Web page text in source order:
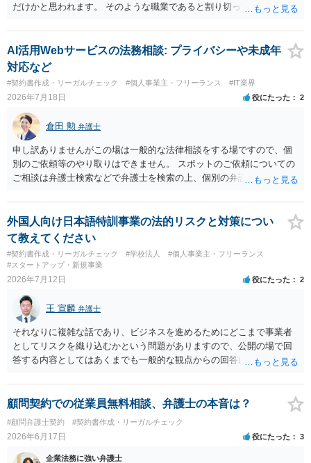
だけかと思われます。 そのような職業であると割り切ってご相談され
相談者様のご意見が反映されることを、お祈りしております。
AI活用Webサービスの法務相談: プライバシーや未成年
対応など
#契約書作成・リーガルチェック #個人事業主・フリーランス #IT業界
2026年7月18日 役にたった 2
倉田 勲 弁護士
申し訳ありませんがこの場は一般的な法律相談をする場ですので、個
別のご依頼等のやり取りはできません。 スポットのご依頼についての
ご相談は弁護士検索などで弁護士を検索の上、個別の弁護士にご連絡
外国人向け日本語特訓事業の法的リスクと対策につい
て教えてください
#契約書作成・リーガルチェック #学校法人
#個人事業主・フリーランス
#スタートアップ・新規事業
2026年7月12日 役にたった 2
王 宣麟 弁護士
それなりに複雑な話であり、ビジネスを進めるためにどこまで事業者
としてリスクを織り込むかという問題がありますので、公開の場で回
答する内容としてはあくまでも一般的な観点からの回答になります
授業・言語コーチング」と明確に位置付け、サーフィンや農業体験、
工場見学等のアクティビティは、旅行商品ではなく授業に付随した無
償の交流・学習機会として整理すること。 ・宿泊・交通・レンタカー
等の契約主体および支払は常にクライアント本人と事業者の間で完結
させ、日本語講師は予約手続や支払の代理・媒介・取次・窓口を担わ
ないこと。 ・利用規約・免責条項では、①講師は旅行業者ではなく運
顧問契約での従業員無料相談、弁護士の本音は？
#顧問弁護士契約 #契約書作成・リーガルチェック
2026年6月17日 役にたった 3
企業法務に強い弁護士